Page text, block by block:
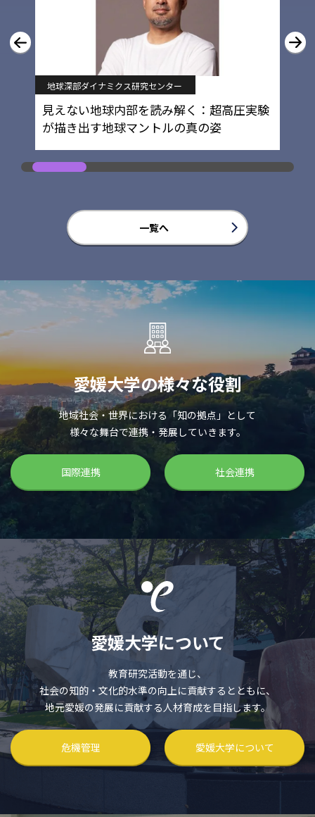
一覧へ
地球深部ダイナミクス研究センター
見えない地球内部を読み解く：超高圧実験
が描き出す地球マントルの真の姿
愛媛大学の様々な役割
地域社会・世界における「知の拠点」として
様々な舞台で連携・発展していきます。
国際連携 社会連携
愛媛大学について
教育研究活動を通じ、
社会の知的・文化的水準の向上に貢献するとともに、
地元愛媛の発展に貢献する人材育成を目指します。
危機管理 愛媛大学について